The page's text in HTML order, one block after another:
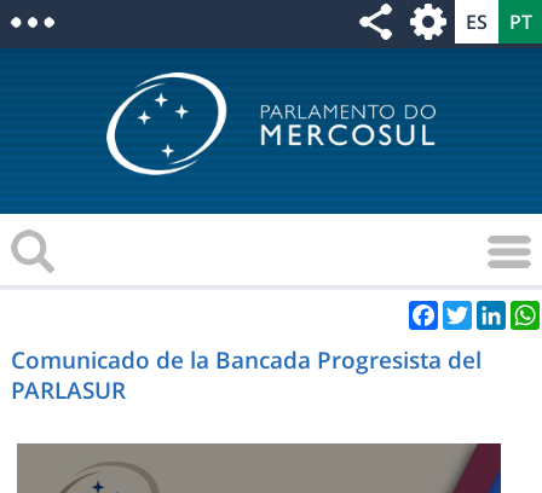
Facebook
Twitter
Comunicado de la Bancada Progresista del
PARLASUR